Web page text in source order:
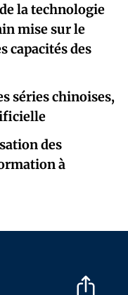
la technologie
mise sur le
capacités des
séries chinoises,
des
à